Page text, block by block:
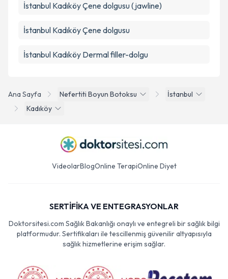
Ana Sayfa Nefertiti Boyun Botoksu
İstanbul
Kadıköy
İstanbul Kadıköy Çene dolgusu (jawline)
İstanbul Kadıköy Çene dolgusu
İstanbul Kadıköy Dermal filler-dolgu
VideolarBlogOnline TerapiOnline Diyet
SERTİFİKA VE ENTEGRASYONLAR
Doktorsitesi.com Sağlık Bakanlığı onaylı ve entegreli bir sağlık bilgi
platformudur. Sertifikaları ile tescillenmiş güvenilir altyapısıyla
sağlık hizmetlerine erişim sağlar.